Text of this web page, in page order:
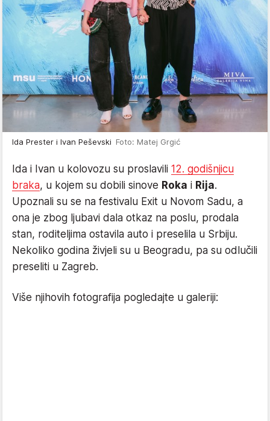
Ida Prester i Ivan Peševski Foto: Matej Grgić
Ida i Ivan u kolovozu su proslavili 12. godišnjicu
braka, u kojem su dobili sinove Roka i Rija.
Upoznali su se na festivalu Exit u Novom Sadu, a
ona je zbog ljubavi dala otkaz na poslu, prodala
stan, roditeljima ostavila auto i preselila u Srbiju.
Nekoliko godina živjeli su u Beogradu, pa su odlučili
preseliti u Zagreb.
Više njihovih fotografija pogledajte u galeriji: